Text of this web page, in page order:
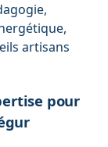
artisans
pour